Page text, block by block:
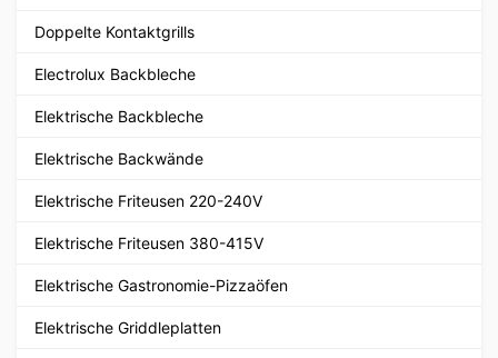
Doppelte Kontaktgrills
Electrolux Backbleche
Elektrische Backbleche
Elektrische Backwände
Elektrische Friteusen 220-240V
Elektrische Friteusen 380-415V
Elektrische Gastronomie-Pizzaöfen
Elektrische Griddleplatten